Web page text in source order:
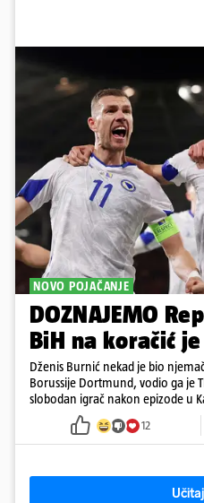
NOVO POJAČANJE
DOZNAJEMO
BiH na koračić
Dženis Burnić nekad je bio
Borussije Dortmund, vodio ga je
slobodan igrač nakon epizode u
konkurenciju u veznom redu
12